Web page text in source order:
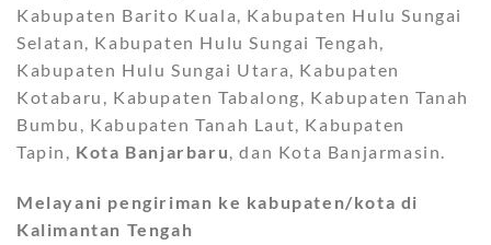
Kabupaten Barito Kuala, Kabupaten Hulu Sungai
Selatan, Kabupaten Hulu Sungai Tengah,
Kabupaten Hulu Sungai Utara, Kabupaten
Kotabaru, Kabupaten Tabalong, Kabupaten Tanah
Bumbu, Kabupaten Tanah Laut, Kabupaten
Tapin, Kota Banjarbaru, dan Kota Banjarmasin.
Melayani pengiriman ke kabupaten/kota di
Kalimantan Tengah